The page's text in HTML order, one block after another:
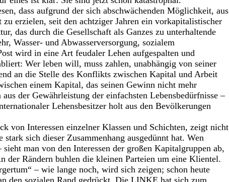
dass aufgrund der sich abschwächenden Möglichkeit, aus
erzielen, seit den achtziger Jahren ein vorkapitalistischer
das durch die Gesellschaft als Ganzes zu unterhaltende
Wasser- und Abwasserversorgung, sozialem
wird in eine Art feudaler Lehen aufgespalten und
Wer leben will, muss zahlen, unabhängig von seiner
an die Stelle des Konflikts zwischen Kapital und Arbeit
einem Kapital, das seinen Gewinn nicht mehr
der Gewährleistung der einfachsten Lebensbedürfnisse –
Lehensbesitzer holt aus den Bevölkerungen
von Interessen einzelner Klassen und Schichten, zeigt nicht
sich dieser Zusammenhang ausgedünnt hat. Wen
man von den Interessen der großen Kapitalgruppen ab,
Rändern buhlen die kleinen Parteien um eine Klientel.
– wie lange noch, wird sich zeigen; schon heute
den sozialen Rand gedrückt. Die LINKE hat sich zum